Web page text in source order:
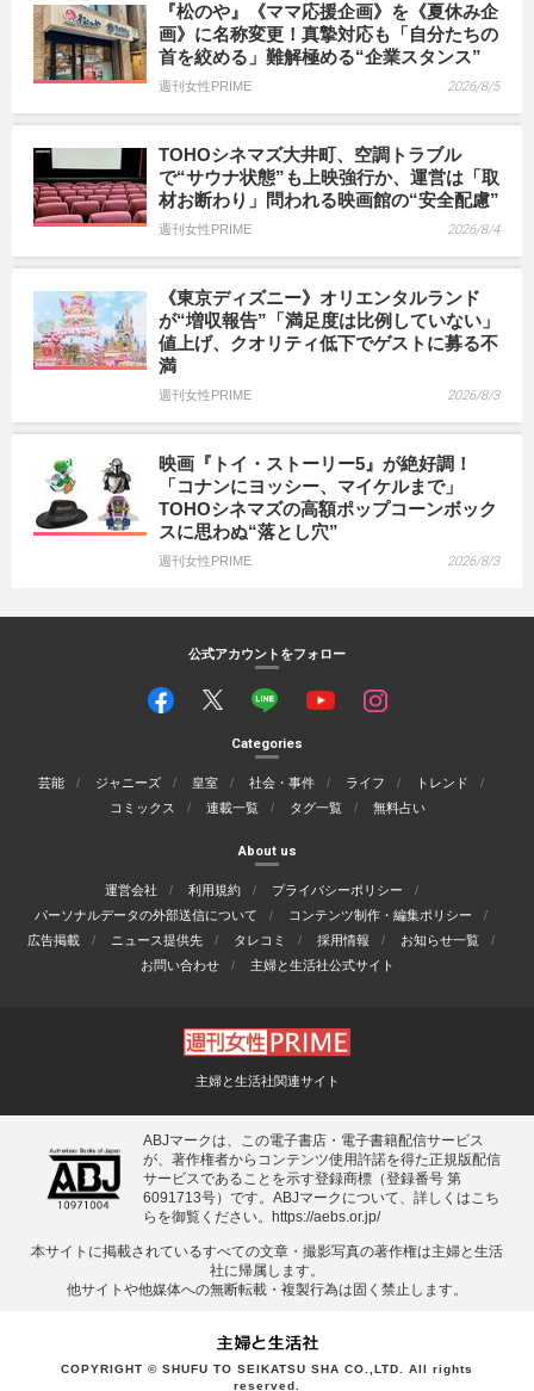
『松のや』《ママ応援企画》を《夏休み企
画》に名称変更！真摯対応も「自分たちの
首を絞める」難解極める“企業スタンス”
週刊女性PRIME 2026/8/5
TOHOシネマズ大井町、空調トラブル
で“サウナ状態”も上映強行か、運営は「取
材お断わり」問われる映画館の“安全配慮”
週刊女性PRIME 2026/8/4
《東京ディズニー》オリエンタルランド
が“増収報告”「満足度は比例していない」
値上げ、クオリティ低下でゲストに募る不
満
週刊女性PRIME 2026/8/3
映画『トイ・ストーリー5』が絶好調！
「コナンにヨッシー、マイケルまで」
TOHOシネマズの高額ポップコーンボック
スに思わぬ“落とし穴”
週刊女性PRIME 2026/8/3
公式アカウントをフォロー
Categories
芸能 ジャニーズ 皇室 社会・事件 ライフ
トレンド
コミックス
連載一覧 タグ一覧 無料占い
About us
運営会社 利用規約
プライバシーポリシー
パーソナルデータの外部送信について
コンテンツ制作・編集ポリシー
広告掲載
ニュース提供先 タレコミ 採用情報
お知らせ一覧
お問い合わせ
主婦と生活社公式サイト
主婦と生活社関連サイト
ABJマークは、この電子書店・電子書籍配信サービス
が、著作権者からコンテンツ使用許諾を得た正規版配信
サービスであることを示す登録商標（登録番号 第
6091713号）です。ABJマークについて、詳しくはこち
らを御覧ください。
https://aebs.or.jp/
本サイトに掲載されているすべての⽂章・撮影写真の著作権は主婦と⽣活
社に帰属します。
他サイトや他媒体への無断転載・複製⾏為は固く禁⽌します。
COPYRIGHT © SHUFU TO SEIKATSU SHA CO.,LTD. All rights
reserved.